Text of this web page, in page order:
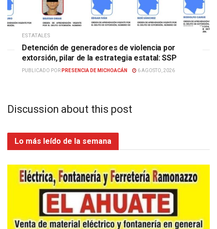
ESTATALES
Detención de generadores de violencia por
extorsión, pilar de la estrategia estatal: SSP
PUBLICADO POR PRESENCIA DE MICHOACÁN 6 AGOSTO, 2026
Discussion about this post
Lo más leído de la semana